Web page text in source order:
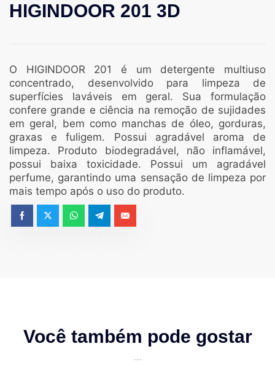
HIGINDOOR 201 3D
O HIGINDOOR 201 é um detergente multiuso
concentrado, desenvolvido para limpeza de
superfícies laváveis em geral. Sua formulação
confere grande e ciência na remoção de sujidades
em geral, bem como manchas de óleo, gorduras,
graxas e fuligem. Possui agradável aroma de
limpeza. Produto biodegradável, não inflamável,
possui baixa toxicidade. Possui um agradável
perfume, garantindo uma sensação de limpeza por
mais tempo após o uso do produto.
Você também pode gostar
…